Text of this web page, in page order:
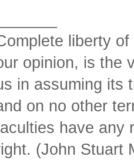
liberty
opinion, is the
in assuming its
on no other
have any
(John Stuart